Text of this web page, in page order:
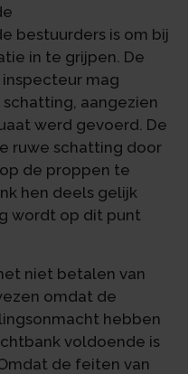
bestuurders is om bij
in te grijpen. De
mag
aangezien
werd gevoerd. De
ruwe schatting door
de proppen te
hen deels gelijk
wordt op dit punt
niet betalen van
omdat de
hebben
voldoende is
de feiten van